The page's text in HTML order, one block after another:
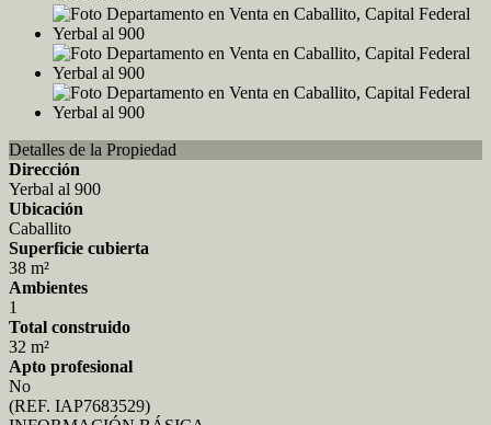
Detalles de la Propiedad
Dirección
Yerbal al 900
Ubicación
Caballito
Superficie cubierta
38 m²
Ambientes
1
Total construido
32 m²
Apto profesional
No
(REF. IAP7683529)